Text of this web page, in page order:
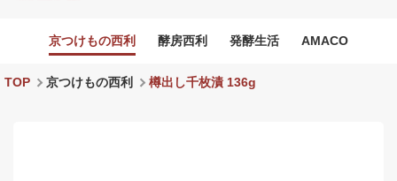
京つけもの西利 酵房西利 発酵生活 AMACO
TOP 京つけもの西利 樽出し千枚漬 136g